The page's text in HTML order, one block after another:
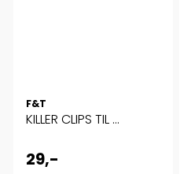
F&T
KILLER CLIPS TIL ...
29,-